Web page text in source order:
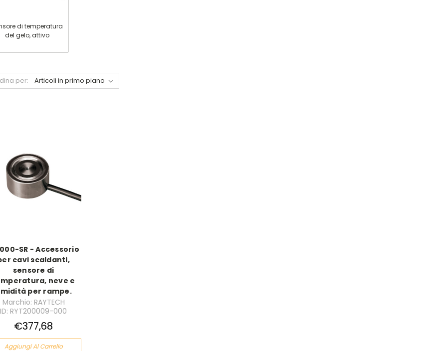
di temperatura
del gelo, attivo
per:
SR - Accessorio
cavi scaldanti,
sensore di
neve e
per rampe.
Marchio: RAYTECH
ID: RYT200009-000
€377,68
Aggiungi Al Carrello